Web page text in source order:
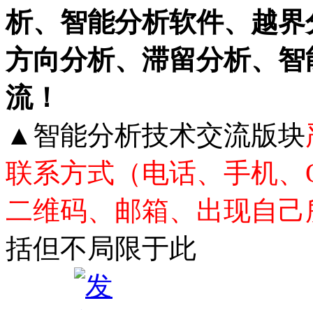
析、智能分析软件、越
方向分析、滞留分析、
流！
▲智能分析技术交流版块
联系方式（电话、手机
二维码、邮箱、出现自
括但不局限于此